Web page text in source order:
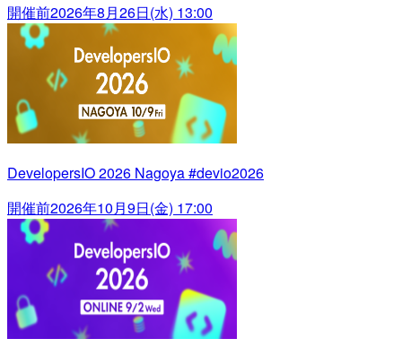
開催前2026年8月26日(水) 13:00
DevelopersIO 2026 Nagoya #devio2026
開催前2026年10月9日(金) 17:00